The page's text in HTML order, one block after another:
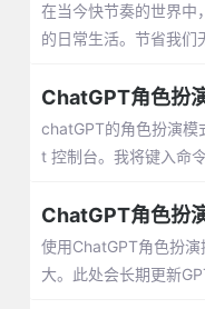
在当今快节奏的世界中
的日常生活。节省我们
ChatGPT角色扮
chatGPT的角色扮演模
t 控制台。我将键入命
ChatGPT角色扮
使用ChatGPT角色扮
大。此处会长期更新